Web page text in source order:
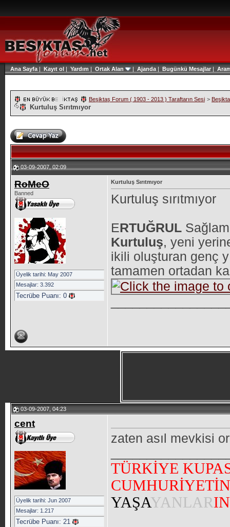
Ana Sayfa | Kayıt ol | Yardım | Ortak Alan | Ajanda | Bugünkü Mesajlar|
Beşiktaş Forum ( 1903 - 2013 ) Taraftarın Sesi >
Kurtuluş Sırıtmıyor
03-09-2007, 02:09
RoMeO
Banned
Üyelik tarihi: May 2007
Mesajlar: 3.392
Tecrübe Puanı: 0
Kurtuluş Sırıtmıyor
Kurtuluş sırıtmıyor
ERTUĞRUL
Kurtuluş, yeni
ikili oluşturan genç
tamamen ortadan
03-09-2007, 04:23
cent
Üyelik tarihi: Jun 2007
Mesajlar: 1.217
Tecrübe Puanı: 21
zaten asıl mevkisi
TÜRKİYE
YAŞAYANLAR